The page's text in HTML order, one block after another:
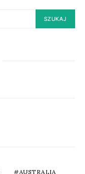
SZUKAJ
AUSTRALIA